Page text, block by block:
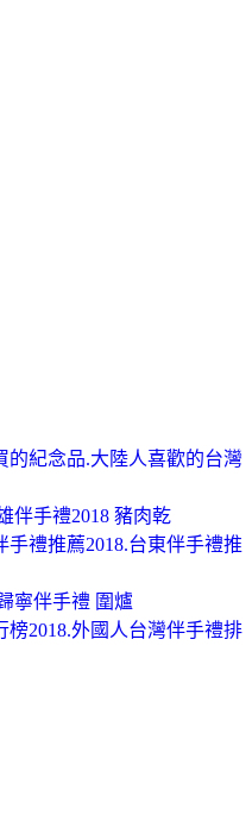
的紀念品.大陸人喜歡的台灣
伴手禮2018 豬肉乾
禮推薦2018.台東伴手禮推
寧伴手禮 圍爐
2018.外國人台灣伴手禮排